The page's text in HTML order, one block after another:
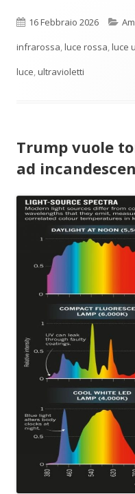
Pubblicato
16 Febbraio 2026
infrarossa,luce rossa,luce
luce,ultravioletti
Trump vuole
ad